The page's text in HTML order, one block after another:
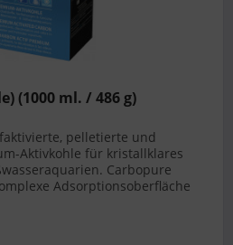
(1000 ml. / 486 g)
pelletierte und
Aktivkohle für kristallklares
Carbopure
Adsorptionsoberfläche